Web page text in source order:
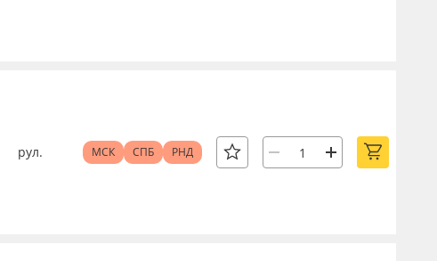
рул. МСК СПБ РНД